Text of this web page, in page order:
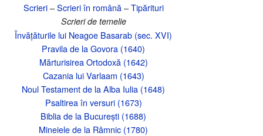
Scrieri–Scrieri în română–Tipărituri
Scrieri de temelie
Învățăturile lui Neagoe Basarab (sec. XVI)
Pravila de la Govora (1640)
Mărturisirea Ortodoxă (1642)
Cazania lui Varlaam (1643)
Noul Testament de la Alba Iulia (1648)
Psaltirea în versuri (1673)
Biblia de la București (1688)
Mineiele de la Râmnic (1780)